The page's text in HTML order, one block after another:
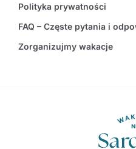
Polityka prywatności
FAQ – Częste pytania i
Zorganizujmy wakacje